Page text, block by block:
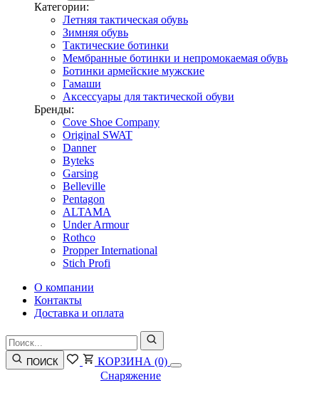
Категории:
Летняя тактическая обувь
Зимняя обувь
Тактические ботинки
Мембранные ботинки и непромокаемая обувь
Ботинки армейские мужские
Гамаши
Аксессуары для тактической обуви
Бренды:
Cove Shoe Company
Original SWAT
Danner
Byteks
Garsing
Belleville
Pentagon
ALTAMA
Under Armour
Rothco
Propper International
Stich Profi
О компании
Контакты
Доставка и оплата
ПОИСК КОРЗИНА (0)
Снаряжение